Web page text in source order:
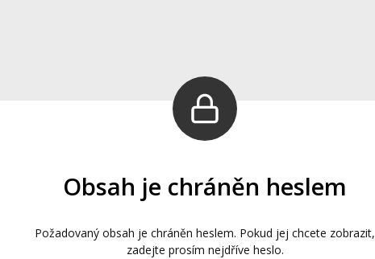
Obsah je chráněn heslem
Požadovaný obsah je chráněn heslem. Pokud jej chcete zobrazit,
zadejte prosím nejdříve heslo.